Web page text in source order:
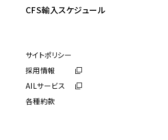
CFS輸入スケジュール
サイトポリシー
採用情報
AILサービス
各種約款